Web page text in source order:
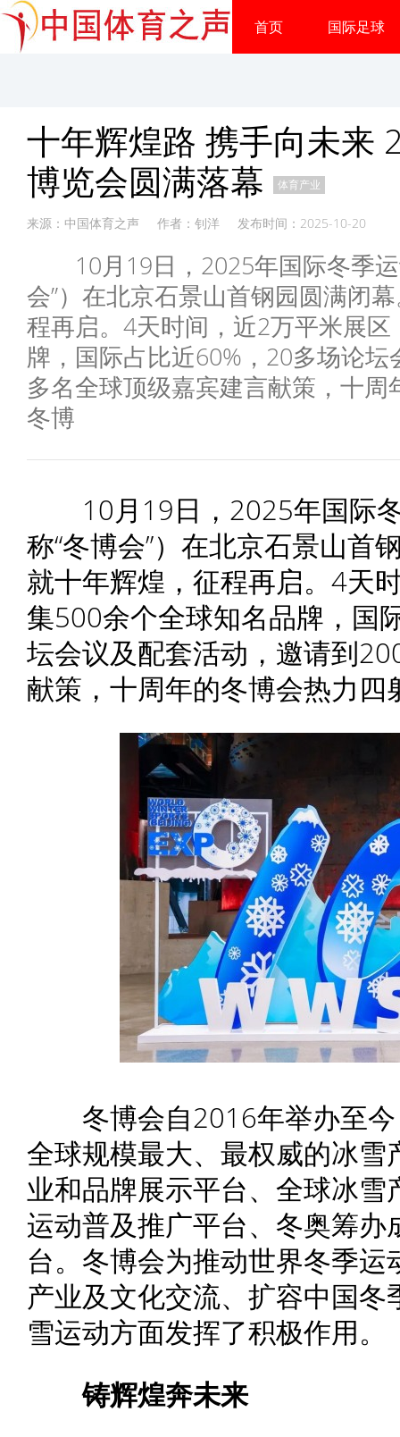
首页 国际足球
十年辉煌路 携手向未来
博览会圆满落幕
体育产业
来源：中国体育之声 作者：钊洋 发布时间：2025-10-20
10月19日，2025年国际冬季运
会”）在北京石景山首钢园圆满闭
程再启。4天时间，近2万平米展
牌，国际占比近60%，20多场论
多名全球顶级嘉宾建言献策，
冬博
10月19日，2025年国际冬
称“冬博会”）在北京石景山首
就十年辉煌，征程再启。4天
集500余个全球知名品牌，国
坛会议及配套活动，邀请到
献策，十周年的冬博会热力四
冬博会自2016年举办至今
全球规模最大、最权威的冰
业和品牌展示平台、全球冰
运动普及推广平台、冬奥筹
台。冬博会为推动世界冬季
产业及文化交流、扩容中国
雪运动方面发挥了积极作用。
铸辉煌奔未来